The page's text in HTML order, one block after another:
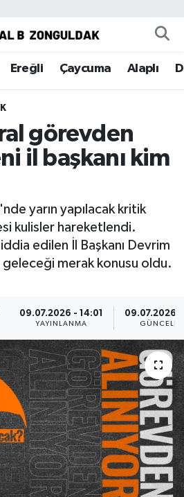
Ereğli Çaycuma Alaplı
görevden
il başkanı kim
yarın yapılacak kritik
kulisler hareketlendi.
edilen İl Başkanı Devrim
geleceği merak konusu oldu.
09.07.2026 - 14:01
YAYINLANMA
09.07.2026
Eczaneler
Durumu
Yoğunluk Haritası